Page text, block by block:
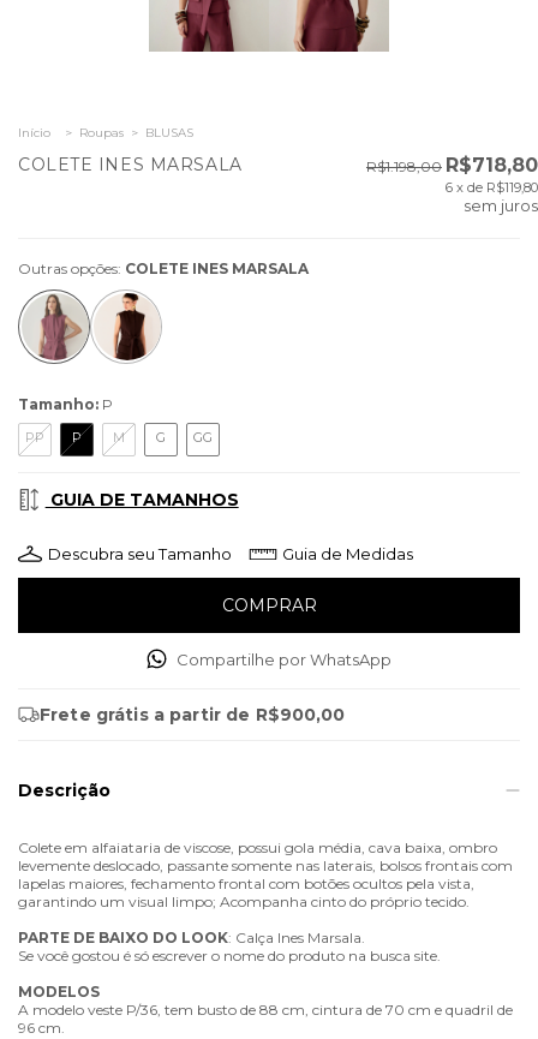
Início > Roupas > BLUSAS
COLETE INES MARSALA R$1.198,00 R$718,80
6 x de R$119,80
sem juros
Outras opções: COLETE INES MARSALA
Tamanho: P
PP P M G GG
GUIA DE TAMANHOS
Descubra seu Tamanho Guia de Medidas
Compartilhe por WhatsApp
Frete grátis a partir de R$900,00
Descrição
Colete em alfaiataria de viscose, possui gola média, cava baixa, ombro
levemente deslocado, passante somente nas laterais, bolsos frontais com
lapelas maiores, fechamento frontal com botões ocultos pela vista,
garantindo um visual limpo; Acompanha cinto do próprio tecido.
PARTE DE BAIXO DO LOOK: Calça Ines Marsala.
Se você gostou é só escrever o nome do produto na busca site.
MODELOS
A modelo veste P/36, tem busto de 88 cm, cintura de 70 cm e quadril de
96 cm.